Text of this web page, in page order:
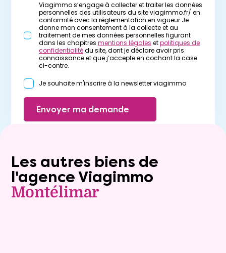
Viagimmo s’engage à collecter et traiter les données
personnelles des utilisateurs du site viagimmo.fr/ en
conformité avec la réglementation en vigueur.Je
donne mon consentement à la collecte et au
traitement de mes données personnelles figurant
dans les chapitres mentions légales etpolitiques de
confidentialitédu site, dont je déclare avoir pris
connaissance et que j’accepte en cochant la case
ci-contre.
Je souhaite m'inscrire à la newsletter viagimmo
Envoyer ma demande
Les autres biens de
l'agence Viagimmo
Montélimar